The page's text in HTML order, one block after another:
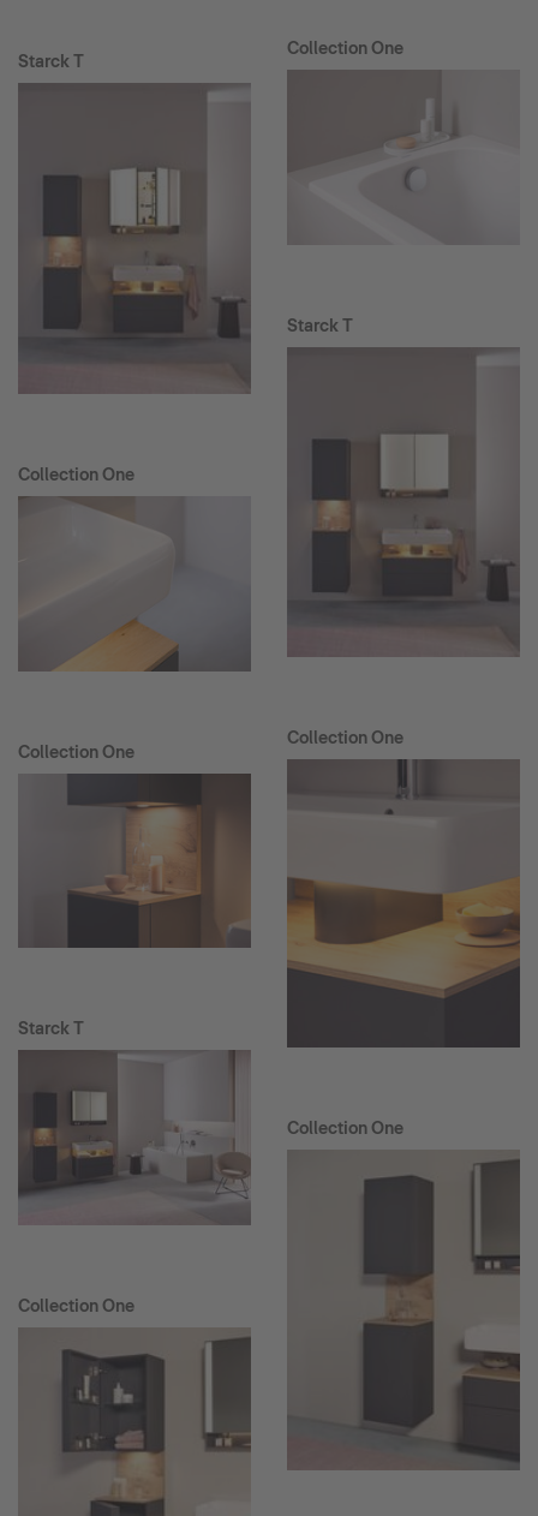
Starck T
Collection One
Collection One
Starck T
Collection One
Collection One
Starck T
Collection One
Collection One